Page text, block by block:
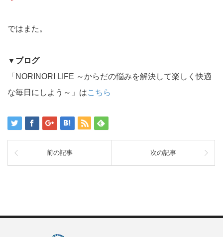
ではまた。
▼ ブログ
「NORINORI LIFE ～からだの悩みを解決して楽しく快適
な毎日にしよう～」はこちら
前の記事 次の記事